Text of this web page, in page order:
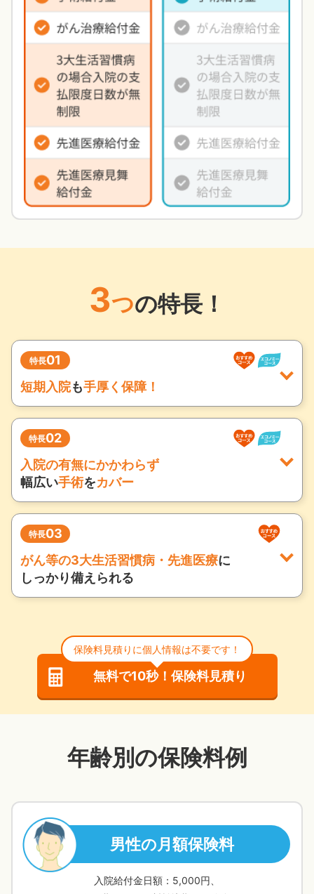
3つの特長！
特長01
短期入院も手厚く保障！
日帰り入院を含めて5日以内
の入院でも
入院給付金は一律5日分！
日帰り入院を含めて5日以内の入院の場合は、入院給
付金を一律5日分受け取れます。
例：日帰り入院した場合
日帰り入院でも
合計 25,000円 （5,000円×5日分）の給付
金を受け取れます！
4
5 日以内の入院
特長02
入院の有無にかかわらず
幅広い手術をカバー
公的医療保険
手術等を保障
入院中の手術 入院給付金日額の10倍
外来の手術 入院給付金日額の5倍
療」、「骨髄移植」を保障します。また、ドナー（骨
髄提供者）として「骨髄幹細胞の採取術」を受けられ
す。
※ 責任開始日から1年経過後に受けた場合が対象です。
美容上の処置を目的とする手術や、抜歯、創傷処理
等、手術給付金のお支払い対象とならない手術があり
特長03
がん等の3大生活習慣病・先進医療に
しっかり備えられる
がんになったとき・治療を受けたとき
に入院給付金日額の100倍の一時金を
受け取れます！
① 初回：はじめてがんと診断された時
② 2回目以降：がんの治療を受けた時
入院給付金日額の100倍
初回：はじめて「がん」と診断
無料で10秒！保険料見積り
保険料見積りに個人情報は不要です！
年齢別の保険料例
男性の月額保険料
入院給付金日額：5,000円、